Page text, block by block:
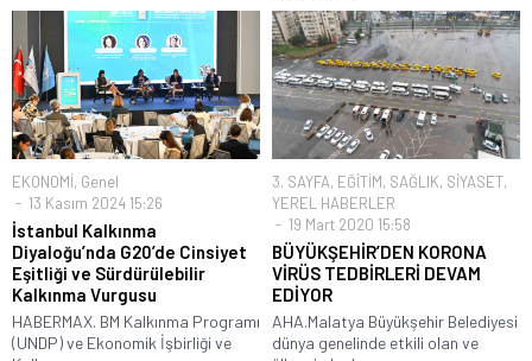
EKONOMİ, Genel
13 Kasım 2024 15:26
İstanbul Kalkınma
Diyaloğu’nda G20’de Cinsiyet
Eşitliği ve Sürdürülebilir
Kalkınma Vurgusu
HABERMAX. BM Kalkınma Programı
(UNDP) ve Ekonomik İşbirliği ve
3. SAYFA, EĞİTİM, SAĞLIK, SİYASET,
YEREL HABERLER
19 Mart 2020 15:58
BÜYÜKŞEHİR’DEN KORONA
VİRÜS TEDBİRLERİ DEVAM
EDİYOR
AHA.Malatya Büyükşehir Belediyesi
dünya genelinde etkili olan ve